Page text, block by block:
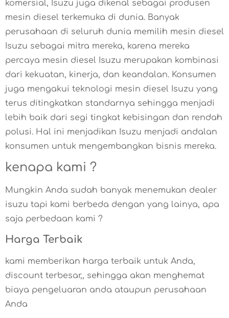
komersial, Isuzu juga dikenal sebagai produsen
mesin diesel terkemuka di dunia. Banyak
perusahaan di seluruh dunia memilih mesin diesel
Isuzu sebagai mitra mereka, karena mereka
percaya mesin diesel Isuzu merupakan kombinasi
dari kekuatan, kinerja, dan keandalan. Konsumen
juga mengakui teknologi mesin diesel Isuzu yang
terus ditingkatkan standarnya sehingga menjadi
lebih baik dari segi tingkat kebisingan dan rendah
polusi. Hal ini menjadikan Isuzu menjadi andalan
konsumen untuk mengembangkan bisnis mereka.
kenapa kami ?
Mungkin Anda sudah banyak menemukan dealer
isuzu tapi kami berbeda dengan yang lainya, apa
saja perbedaan kami ?
Harga Terbaik
kami memberikan harga terbaik untuk Anda,
discount terbesar,, sehingga akan menghemat
biaya pengeluaran anda ataupun perusahaan
Anda